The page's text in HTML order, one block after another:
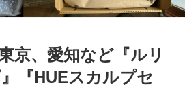
京、愛知など『ルリ
『HUEスカルプセ